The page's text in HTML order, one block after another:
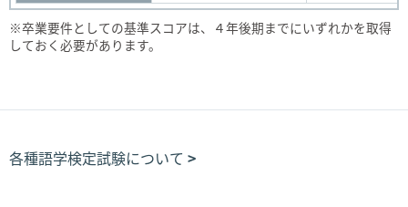
※卒業要件としての基準スコアは、４年後期までにいずれかを取得
しておく必要があります。
各種語学検定試験について